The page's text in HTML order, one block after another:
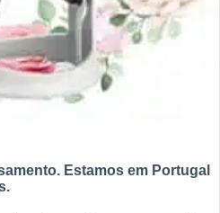
Estamos em Portugal